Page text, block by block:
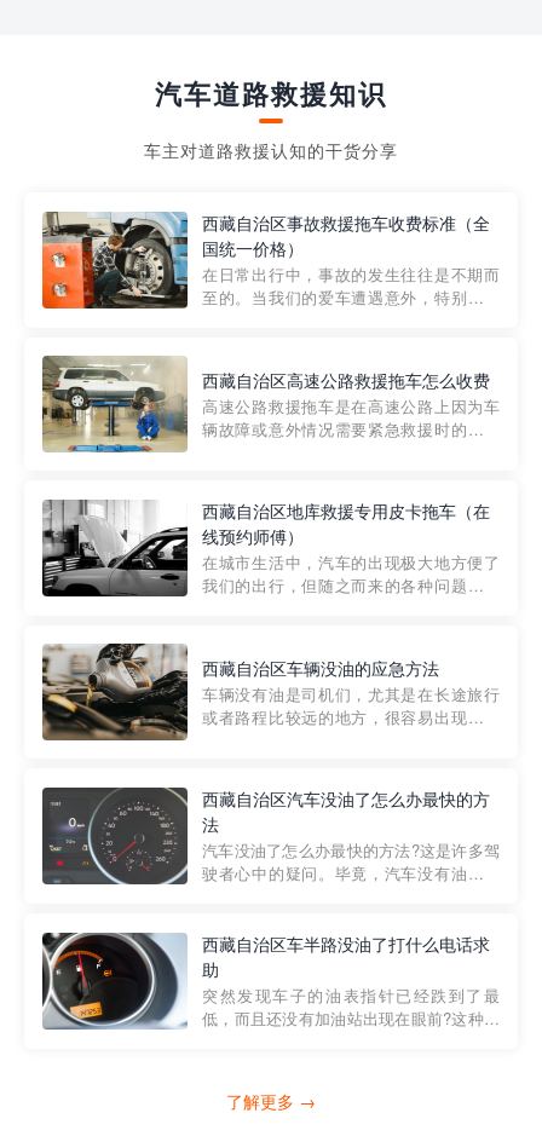
汽车道路救援知识
车主对道路救援认知的干货分享
西藏自治区事故救援拖车收费标准（全
国统一价格）
在日常出行中，事故的发生往往是不期而
至的。当我们的爱车遭遇意外，特别是在
细解析一下市区事故救援拖车的收费标
准，以及在选用拖车服务时应注...
西藏自治区高速公路救援拖车怎么收费
高速公路救援拖车是在高速公路上因为车
辆故障或意外情况需要紧急救援时的必备
路救援拖车的收费标准是由当地交通管理
部门制定的。起步价通...
西藏自治区地库救援专用皮卡拖车（在
线预约师傅）
在城市生活中，汽车的出现极大地方便了
我们的出行，但随之而来的各种问题也让
紧急情况下，我们需要一种高效可靠的救
援方式。而这时，地库救援专...
西藏自治区车辆没油的应急方法
车辆没有油是司机们，尤其是在长途旅行
或者路程比较远的地方，很容易出现这种
的送油师傅，解决没油的紧急情况。 首
先，让我们来了解一下穿...
西藏自治区汽车没油了怎么办最快的方
法
汽车没油了怎么办最快的方法?这是许多驾
驶者心中的疑问。毕竟，汽车没有油就无
一种新的解决方案——穿越者小程序。 穿
越者小程序是一款专门解决汽车没油问题
的在线服务平台。通过...
西藏自治区车半路没油了打什么电话求
助
突然发现车子的油表指针已经跌到了最
低，而且还没有加油站出现在眼前?这种情
打4006363122请求送油人员来帮助你。
了解更多 →